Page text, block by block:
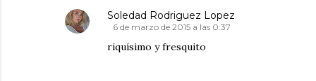
Soledad Rodriguez Lopez
6 de marzo de 2015 a las 0:37
riquísimo y fresquito